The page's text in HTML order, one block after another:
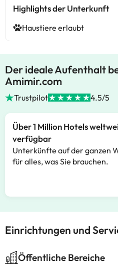
Highlights der Unterkunft
Haustiere erlaubt
Der ideale Aufenthalt
Amimir.com
Trustpilot 4.5/5
Über 1 Million Hotels
verfügbar
Unterkünfte auf der ganzen
für alles, was Sie brauchen.
Einrichtungen und
Öffentliche Bereiche